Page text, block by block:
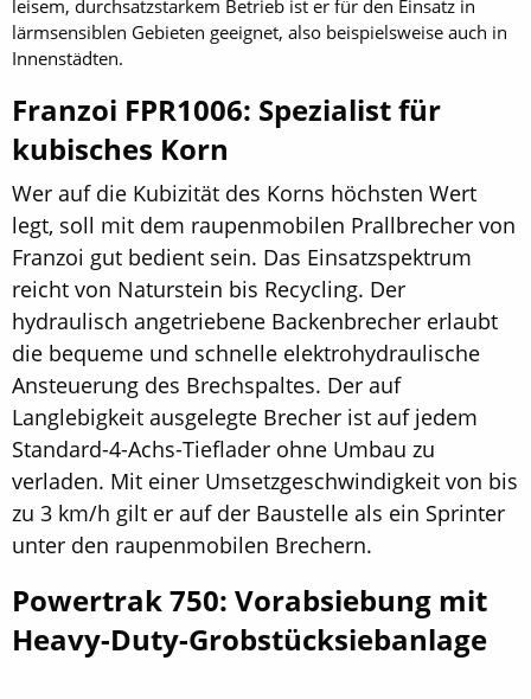
leisem, durchsatzstarkem Betrieb ist er für den Einsatz in
lärmsensiblen Gebieten geeignet, also beispielsweise auch in
Innenstädten.
Franzoi FPR1006: Spezialist für
kubisches Korn
Wer auf die Kubizität des Korns höchsten Wert
legt, soll mit dem raupenmobilen Prallbrecher von
Franzoi gut bedient sein. Das Einsatzspektrum
reicht von Naturstein bis Recycling. Der
hydraulisch angetriebene Backenbrecher erlaubt
die bequeme und schnelle elektrohydraulische
Ansteuerung des Brechspaltes. Der auf
Langlebigkeit ausgelegte Brecher ist auf jedem
Standard-4-Achs-Tieflader ohne Umbau zu
verladen. Mit einer Umsetzgeschwindigkeit von bis
zu 3 km/h gilt er auf der Baustelle als ein Sprinter
unter den raupenmobilen Brechern.
Powertrak 750: Vorabsiebung mit
Heavy-Duty-Grobstücksiebanlage